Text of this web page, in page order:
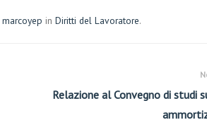
marcoyep in Diritti del Lavoratore.
Relazione al Convegno di studi